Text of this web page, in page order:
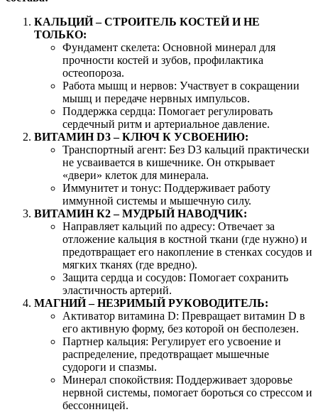
КАЛЬЦИЙ – СТРОИТЕЛЬ КОСТЕЙ И НЕ
ТОЛЬКО:
Фундамент скелета: Основной минерал для
прочности костей и зубов, профилактика
остеопороза.
Работа мышц и нервов: Участвует в сокращении
мышц и передаче нервных импульсов.
Поддержка сердца: Помогает регулировать
сердечный ритм и артериальное давление.
ВИТАМИН D3 – КЛЮЧ К УСВОЕНИЮ:
Транспортный агент: Без D3 кальций практически
не усваивается в кишечнике. Он открывает
«двери» клеток для минерала.
Иммунитет и тонус: Поддерживает работу
иммунной системы и мышечную силу.
ВИТАМИН К2 – МУДРЫЙ НАВОДЧИК:
Направляет кальций по адресу: Отвечает за
отложение кальция в костной ткани (где нужно) и
предотвращает его накопление в стенках сосудов и
мягких тканях (где вредно).
Защита сердца и сосудов: Помогает сохранить
эластичность артерий.
МАГНИЙ – НЕЗРИМЫЙ РУКОВОДИТЕЛЬ:
Активатор витамина D: Превращает витамин D в
его активную форму, без которой он бесполезен.
Партнер кальция: Регулирует его усвоение и
распределение, предотвращает мышечные
судороги и спазмы.
Минерал спокойствия: Поддерживает здоровье
нервной системы, помогает бороться со стрессом и
бессонницей.